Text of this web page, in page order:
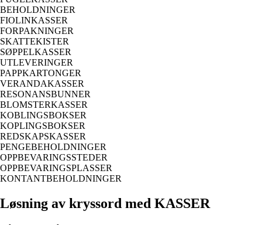
BEHOLDNINGER
FIOLINKASSER
FORPAKNINGER
SKATTEKISTER
SØPPELKASSER
UTLEVERINGER
PAPPKARTONGER
VERANDAKASSER
RESONANSBUNNER
BLOMSTERKASSER
KOBLINGSBOKSER
KOPLINGSBOKSER
REDSKAPSKASSER
PENGEBEHOLDNINGER
OPPBEVARINGSSTEDER
OPPBEVARINGSPLASSER
KONTANTBEHOLDNINGER
Løsning av kryssord med KASSER